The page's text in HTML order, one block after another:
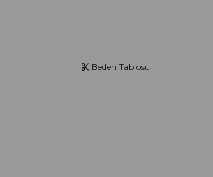
Beden Tablosu